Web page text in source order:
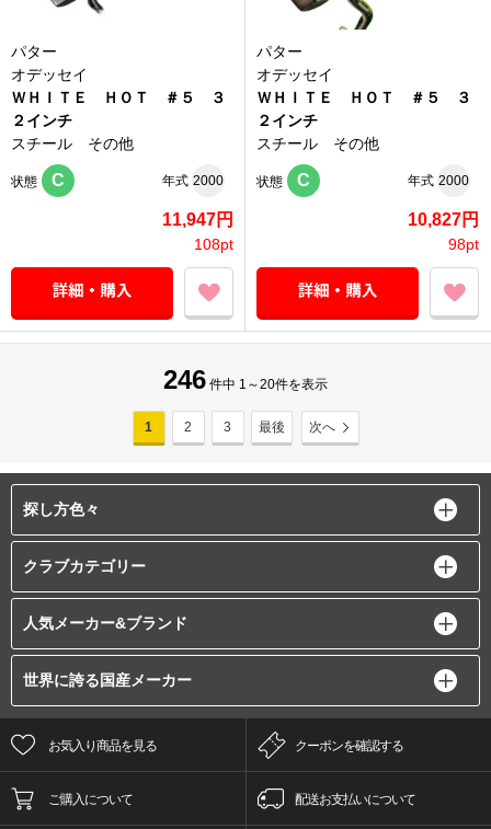
パター
オデッセイ
ＷＨＩＴＥ ＨＯＴ ＃５ ３
２インチ
スチール その他
状態 C 年式 2000
11,947円
108pt
パター
オデッセイ
ＷＨＩＴＥ ＨＯＴ ＃５ ３
２インチ
スチール その他
状態 C 年式 2000
10,827円
98pt
246 件中 1～20件を表示
1 2 3 最後 次へ
探し方色々
クラブカテゴリー
人気メーカー&ブランド
世界に誇る国産メーカー
お気入り商品を見る クーポンを確認する
ご購入について 配送お支払いについて